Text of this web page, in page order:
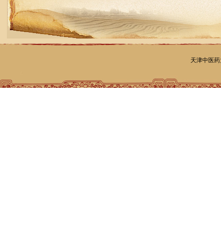
天津中医